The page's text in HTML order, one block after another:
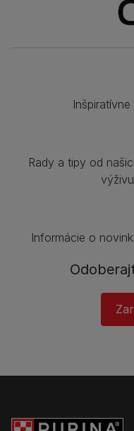
Rady a tipy od
Informácie o